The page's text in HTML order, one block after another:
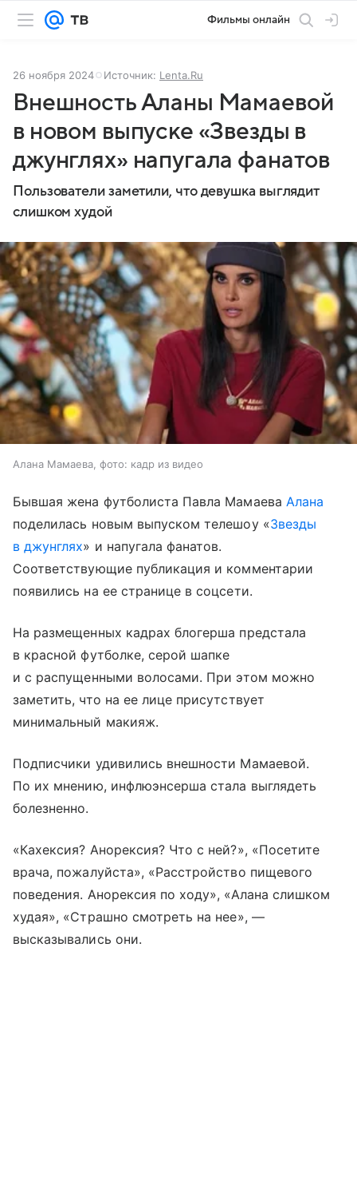
Фильмы онлайн
26 ноября 2024 Источник: Lenta.Ru
Внешность Аланы Мамаевой
в новом выпуске «Звезды в
джунглях» напугала фанатов
Пользователи заметили, что девушка выглядит
слишком худой
Алана Мамаева, фото: кадр из видео
Бывшая жена футболиста Павла Мамаева Алана
поделилась новым выпуском телешоу «Звезды
в джунглях» и напугала фанатов.
Соответствующие публикация и комментарии
появились на ее странице в соцсети.
На размещенных кадрах блогерша предстала
в красной футболке, серой шапке
и с распущенными волосами. При этом можно
заметить, что на ее лице присутствует
минимальный макияж.
Подписчики удивились внешности Мамаевой.
По их мнению, инфлюэнсерша стала выглядеть
болезненно.
«Кахексия? Анорексия? Что с ней?», «Посетите
врача, пожалуйста», «Расстройство пищевого
поведения. Анорексия по ходу», «Алана слишком
худая», «Страшно смотреть на нее», —
высказывались они.